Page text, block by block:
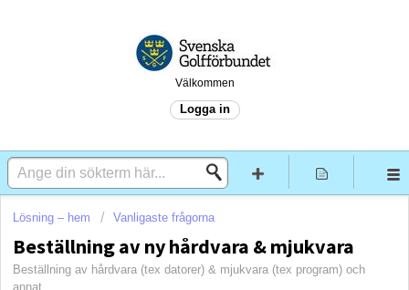
Välkommen
Logga in
Lösning – hem Vanligaste frågorna
Beställning av ny hårdvara & mjukvara
Beställning av hårdvara (tex datorer) & mjukvara (tex program) och
annat...